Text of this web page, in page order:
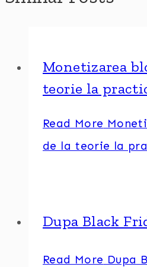
Monetizarea
teorie la
Read More
de la teorie la
Dupa Black
Read More Dupa